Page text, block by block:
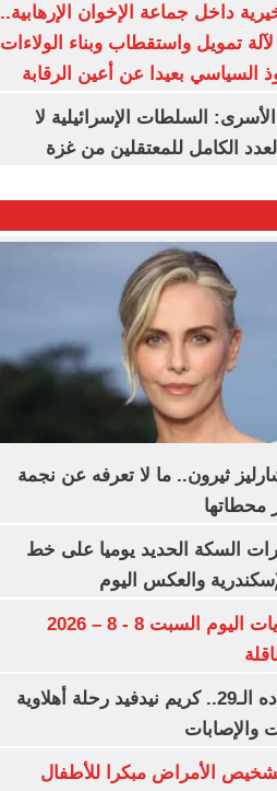
داخل جماعة الإخوان الإرهابية..
تمويل واستقطاب وبناء الولاءات
السياسي بعيدا عن أعين الرقابة
السلطات الإسرائيلية لا
الكامل للمعتقلين من غزة
ثيرون.. ما لا تعرفه عن نجمة
محطاتها
السكة الحديد يوميا على خط
والعكس اليوم
مواعيد مباريات اليوم السبت 8 - 8 – 2026
فى عيد ميلاده الـ29.. كريم نيدفيد رحلة أهلاوية
والإصابات
الأمراض مبكرا للأطفال